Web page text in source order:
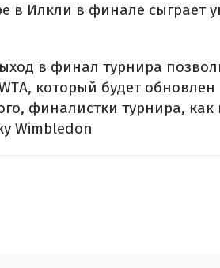
в Илкли в финале сыграет
в финал турнира
который будет
финалистки турнира,
Wimbledon